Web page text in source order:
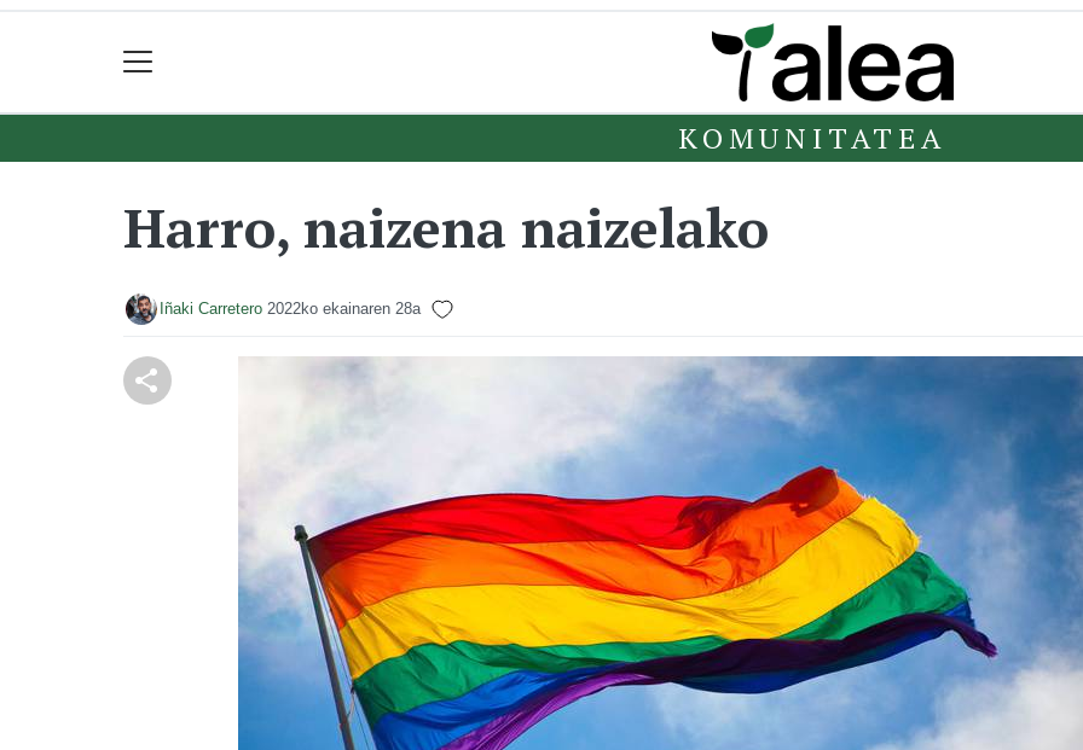
KOMUNITATEA
Harro, naizena naizelako
Iñaki Carretero 2022ko ekainaren 28a